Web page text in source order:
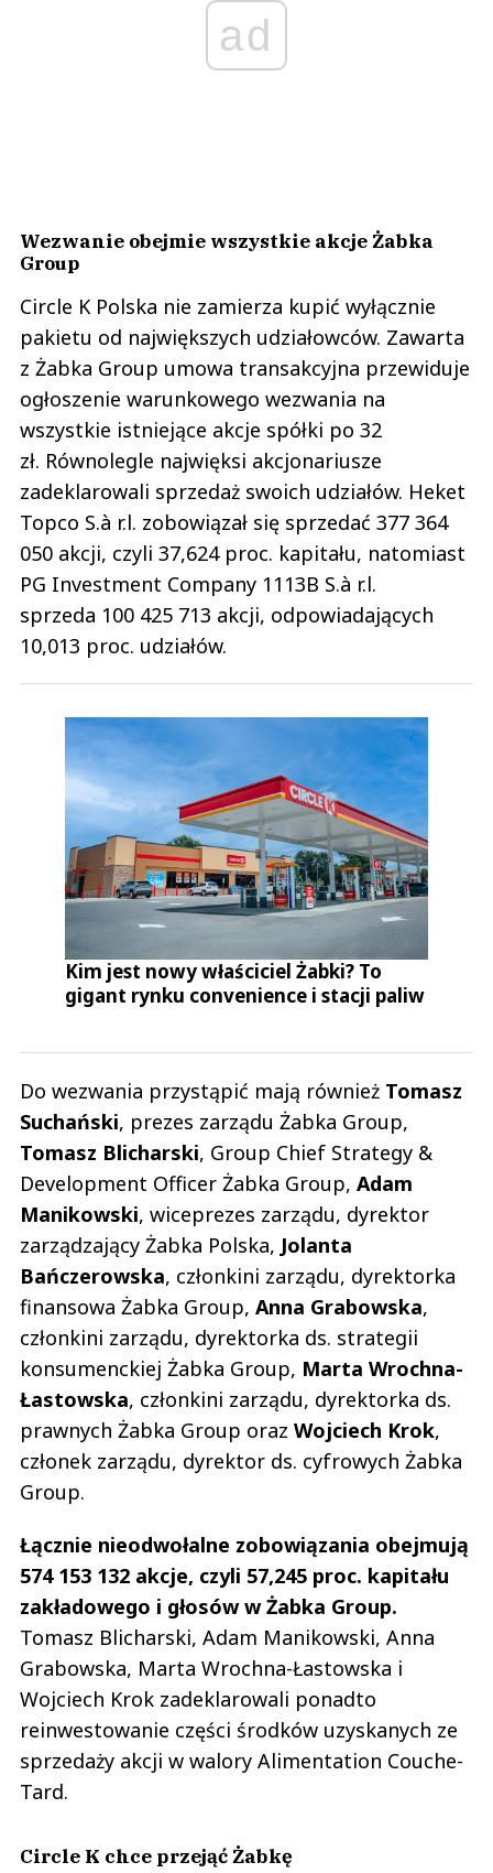
ad
Wezwanie obejmie wszystkie akcje Żabka
Group
Circle K Polska nie zamierza kupić wyłącznie
pakietu od największych udziałowców. Zawarta
z Żabka Group umowa transakcyjna przewiduje
ogłoszenie warunkowego wezwania na
wszystkie istniejące akcje spółki po 32
zł. Równolegle najwięksi akcjonariusze
zadeklarowali sprzedaż swoich udziałów. Heket
Topco S.à r.l. zobowiązał się sprzedać 377 364
050 akcji, czyli 37,624 proc. kapitału, natomiast
PG Investment Company 1113B S.à r.l.
sprzeda 100 425 713 akcji, odpowiadających
10,013 proc. udziałów.
Kim jest nowy właściciel Żabki? To
gigant rynku convenience i stacji paliw
Do wezwania przystąpić mają również Tomasz
Suchański, prezes zarządu Żabka Group,
Tomasz Blicharski, Group Chief Strategy &
Development Officer Żabka Group, Adam
Manikowski, wiceprezes zarządu, dyrektor
zarządzający Żabka Polska, Jolanta
Bańczerowska, członkini zarządu, dyrektorka
finansowa Żabka Group, Anna Grabowska,
członkini zarządu, dyrektorka ds. strategii
konsumenckiej Żabka Group, Marta Wrochna-
Łastowska, członkini zarządu, dyrektorka ds.
prawnych Żabka Group oraz Wojciech Krok,
członek zarządu, dyrektor ds. cyfrowych Żabka
Group.
Łącznie nieodwołalne zobowiązania obejmują
574 153 132 akcje, czyli 57,245 proc. kapitału
zakładowego i głosów w Żabka Group.
Tomasz Blicharski, Adam Manikowski, Anna
Grabowska, Marta Wrochna-Łastowska i
Wojciech Krok zadeklarowali ponadto
reinwestowanie części środków uzyskanych ze
sprzedaży akcji w walory Alimentation Couche-
Tard.
Circle K chce przejąć Żabkę